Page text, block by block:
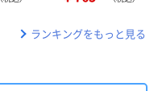
ランキングをもっと見る